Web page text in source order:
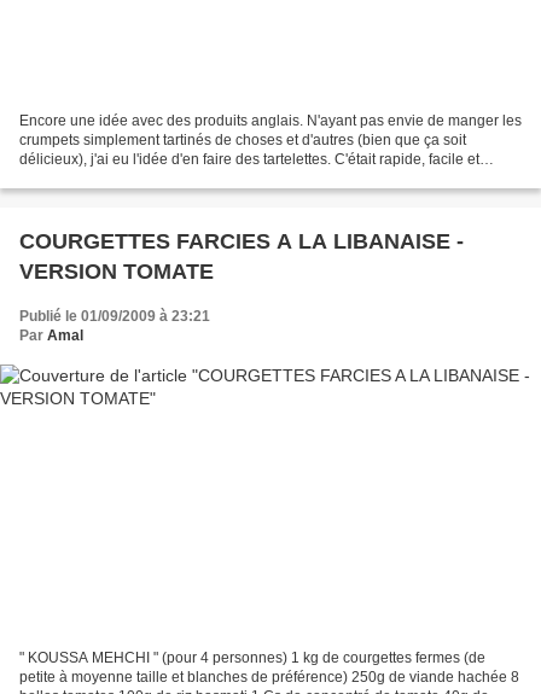
Encore une idée avec des produits anglais. N'ayant pas envie de manger les
crumpets simplement tartinés de choses et d'autres (bien que ça soit
délicieux), j'ai eu l'idée d'en faire des tartelettes. C'était rapide, facile et
COURGETTES FARCIES A LA LIBANAISE -
VERSION TOMATE
Publié le 01/09/2009 à 23:21
Par Amal
" KOUSSA MEHCHI " (pour 4 personnes) 1 kg de courgettes fermes (de
petite à moyenne taille et blanches de préférence) 250g de viande hachée 8